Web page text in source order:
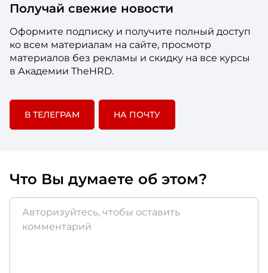
Получай свежие новости
Оформите подписку и получите полный доступ
ко всем материалам на сайте, просмотр
материалов без рекламы и скидку на все курсы
в Академии TheHRD.
В ТЕЛЕГРАМ НА ПОЧТУ
Что Вы думаете об этом?